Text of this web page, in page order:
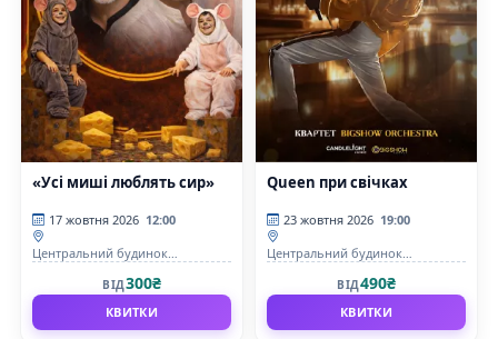
«Усі миші люблять сир»
17 жовтня 2026 12:00
Центральний будинок
ВІД300₴
КВИТКИ
Queen при свічках
23 жовтня 2026 19:00
Центральний будинок
ВІД490₴
КВИТКИ